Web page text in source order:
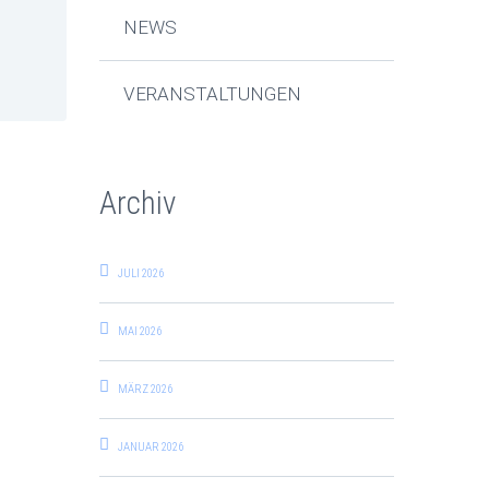
NEWS
VERANSTALTUNGEN
Archiv
JULI 2026
MAI 2026
MÄRZ 2026
JANUAR 2026